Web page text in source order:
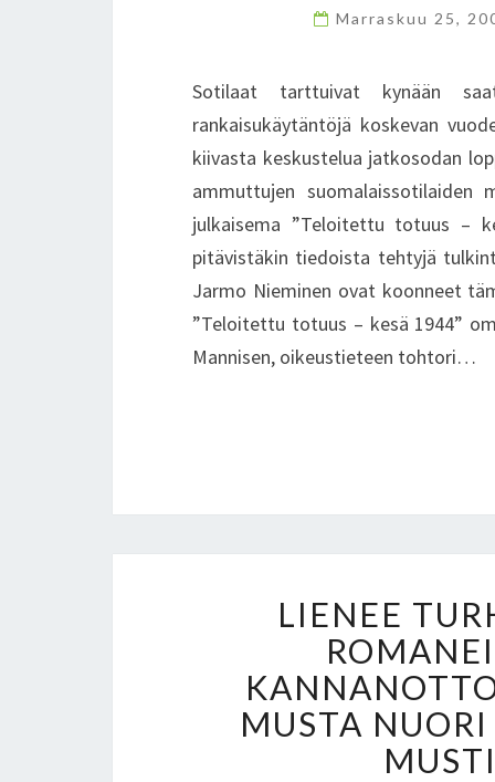
Marraskuu 25,
Sotilaat tarttuivat kynään
rankaisukäytäntöjä koskevan
kiivasta keskustelua jatkosodan
ammuttujen suomalaissotilaiden
julkaisema ”Teloitettu totuus –
pitävistäkin tiedoista tehtyjä
Jarmo Nieminen ovat koonneet
”Teloitettu totuus – kesä 1944”
Mannisen, oikeustieteen tohtori…
LIENEE
MUSTA